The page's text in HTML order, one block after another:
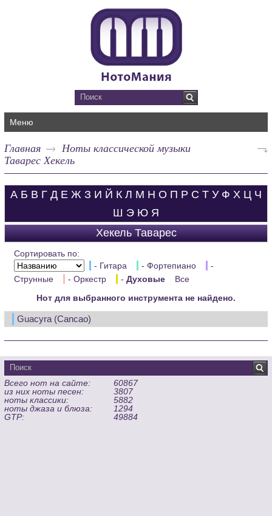
Меню
Главная
Ноты классической музыки
Таварес Хекель
А Б В Г Д Е Ж З И Й К Л М Н О П Р С Т У Ф Х Ц Ч
Ш Э Ю Я
Хекель Таварес
Сортировать по:
- Гитара
- Фортепиано
-
Струнные
- Оркестр -Духовые
Все
Нот для выбранного инструмента не найдено.
Guacyra (Cancao)
Всего нот на сайте:
60867
из них ноты песен:
3807
ноты классики:
5882
ноты джаза и блюза:
1294
GTP:
49884